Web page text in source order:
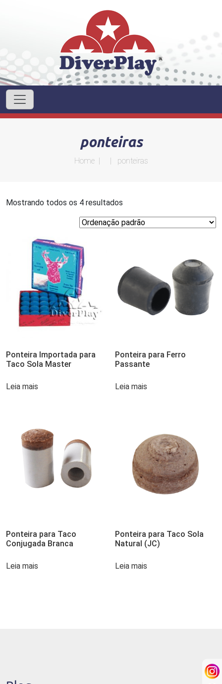
ponteiras
Home| | ponteiras
Mostrando todos os 4 resultados
Ponteira Importada para
Taco Sola Master
Leia mais
Ponteira para Ferro
Passante
Leia mais
Ponteira para Taco
Conjugada Branca
Leia mais
Ponteira para Taco Sola
Natural (JC)
Leia mais